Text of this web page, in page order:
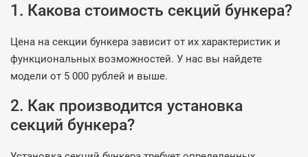
1. Какова стоимость секций бункера?
Цена на секции бункера зависит от их характеристик и
функциональных возможностей. У нас вы найдете
модели от 5 000 рублей и выше.
2. Как производится установка
секций бункера?